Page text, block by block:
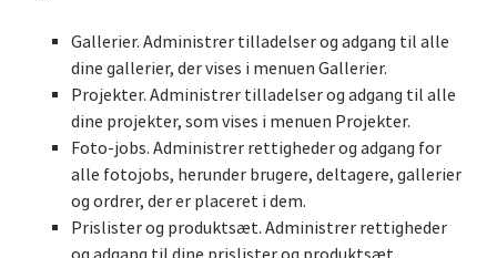
Gallerier. Administrer tilladelser og adgang til alle
dine gallerier, der vises i menuen Gallerier.
Projekter. Administrer tilladelser og adgang til alle
dine projekter, som vises i menuen Projekter.
Foto-jobs. Administrer rettigheder og adgang for
alle fotojobs, herunder brugere, deltagere, gallerier
og ordrer, der er placeret i dem.
Prislister og produktsæt. Administrer rettigheder